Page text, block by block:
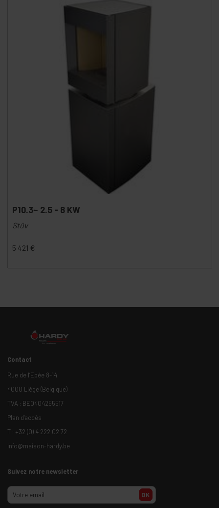
P10.3~ 2.5 - 8 KW
Stûv
5 421 €
Contact
Rue de l’Epée 8-14
4000 Liège (Belgique)
TVA : BE0404255517
Plan d'accès
T : +32 (0) 4 222 02 72
info@maison-hardy.be
Suivez notre newsletter
OK